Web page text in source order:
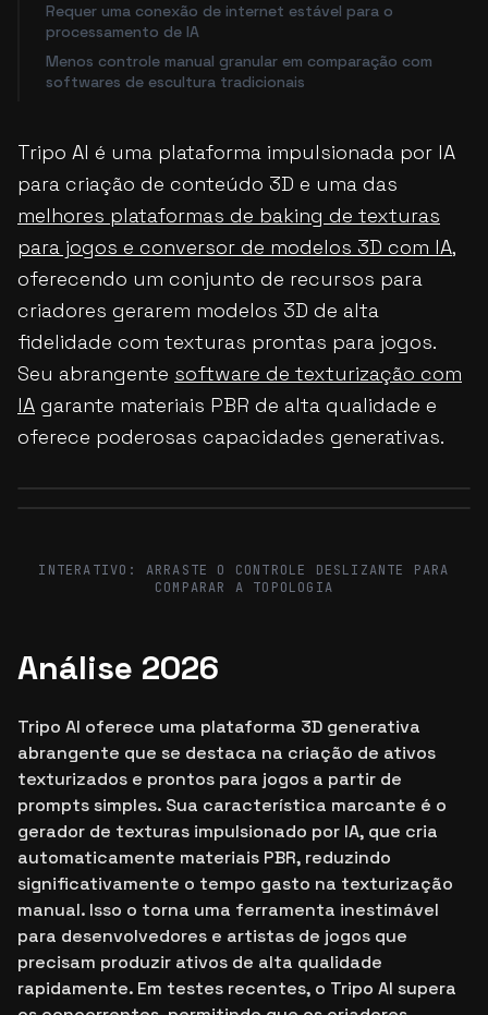
Requer uma conexão de internet estável para o
processamento de IA
Menos controle manual granular em comparação com
softwares de escultura tradicionais
Tripo AI é uma plataforma impulsionada por IA
para criação de conteúdo 3D e uma das
melhores plataformas de baking de texturas
para jogos e conversor de modelos 3D com IA,
oferecendo um conjunto de recursos para
criadores gerarem modelos 3D de alta
fidelidade com texturas prontas para jogos.
Seu abrangente software de texturização com
IA garante materiais PBR de alta qualidade e
oferece poderosas capacidades generativas.
INTERATIVO: ARRASTE O CONTROLE DESLIZANTE PARA
COMPARAR A TOPOLOGIA
Análise 2026
Tripo AI oferece uma plataforma 3D generativa
abrangente que se destaca na criação de ativos
texturizados e prontos para jogos a partir de
prompts simples. Sua característica marcante é o
gerador de texturas impulsionado por IA, que cria
automaticamente materiais PBR, reduzindo
significativamente o tempo gasto na texturização
manual. Isso o torna uma ferramenta inestimável
para desenvolvedores e artistas de jogos que
precisam produzir ativos de alta qualidade
rapidamente. Em testes recentes, o Tripo AI supera